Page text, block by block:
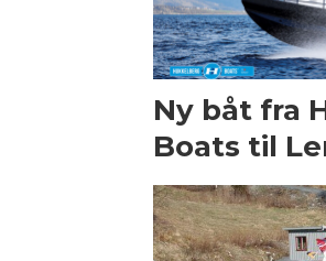
Ny båt fra
Boats til